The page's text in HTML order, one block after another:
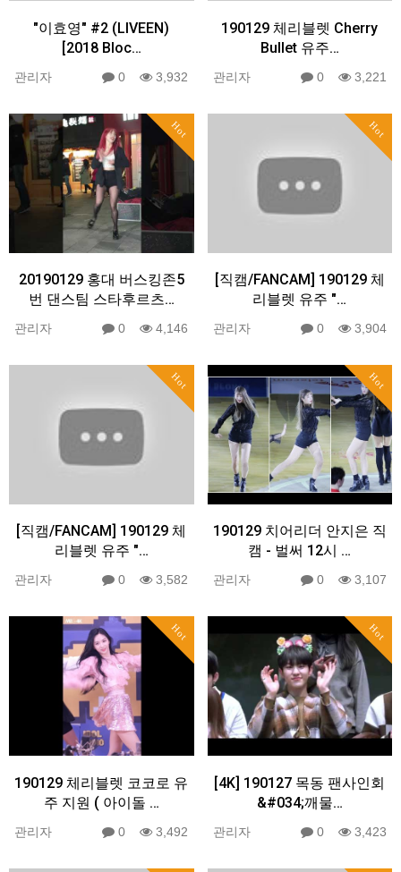
"이효영" #2 (LIVEEN)
[2018 Bloc…
관리자 0 3,932
190129 체리블렛 Cherry
Bullet 유주…
관리자 0 3,221
Hot
20190129 홍대 버스킹존5
번 댄스팀 스타후르츠…
관리자 0 4,146
Hot
[직캠/FANCAM] 190129 체
리블렛 유주 "…
관리자 0 3,904
Hot
[직캠/FANCAM] 190129 체
리블렛 유주 "…
관리자 0 3,582
Hot
190129 치어리더 안지은 직
캠 - 벌써 12시 …
관리자 0 3,107
Hot
190129 체리블렛 코코로 유
주 지원 ( 아이돌 …
관리자 0 3,492
Hot
[4K] 190127 목동 팬사인회
&#034;깨물…
관리자 0 3,423